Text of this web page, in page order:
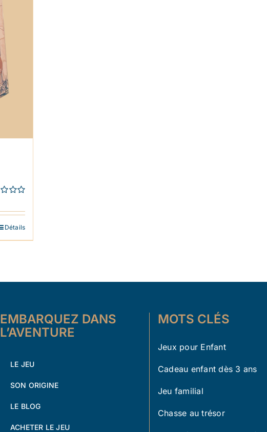
Détails
EMBARQUEZ DANS
L’AVENTURE
LE JEU
SON ORIGINE
LE BLOG
ACHETER LE JEU
MOTS CLÉS
Jeux pour Enfant
Cadeau enfant dès 3 ans
Jeu familial
Chasse au trésor